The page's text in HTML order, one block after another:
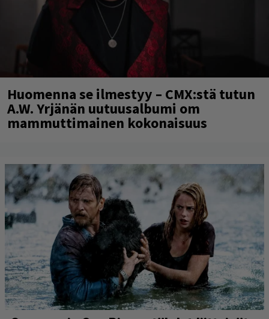
Huomenna se ilmestyy – CMX:stä tutun
A.W. Yrjänän uutuusalbumi om
mammuttimainen kokonaisuus